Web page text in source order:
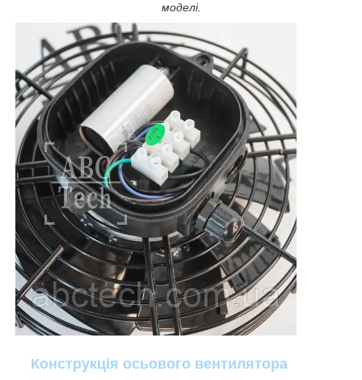
моделі.
Конструкція осьового вентилятора